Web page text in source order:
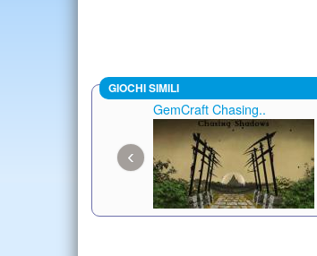
GIOCHI SIMILI
GemCraft Chasing..
‹